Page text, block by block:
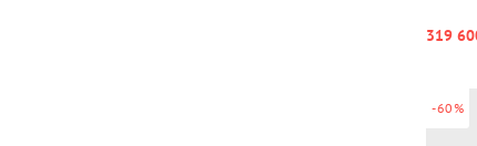
319
-60%